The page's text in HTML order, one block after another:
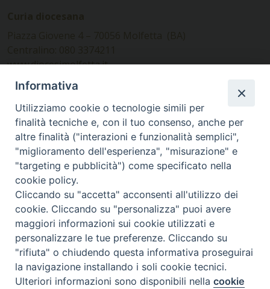
www.diocesimolfetta.it –
diocesimolfetta@pec.chiesacattolica.it
Ufficio Comunicazioni sociali
Piazza Giovene 4 – 70056 Molfetta (BA)
comunicazionisociali@diocesimolfetta.it
SEGUICI SU
Facebook
Instagram
X YouTube
Feed
Privacy Policy - trasparenza
© 2016 - 2026 Diocesi Molfetta Ruvo Giovinazzo Terlizzi
Preferenze Cookie
Informativa
Utilizziamo cookie o tecnologie simili per
finalità tecniche e, con il tuo consenso, anche per
altre finalità ("interazioni e funzionalità semplici",
"miglioramento dell'esperienza", "misurazione" e
"targeting e pubblicità") come specificato nella
cookie policy.
Cliccando su "accetta" acconsenti all'utilizzo dei
cookie. Cliccando su "personalizza" puoi avere
maggiori informazioni sui cookie utilizzati e
personalizzare le tue preferenze. Cliccando su
"rifiuta" o chiudendo questa informativa proseguirai
la navigazione installando i soli cookie tecnici.
Ulteriori informazioni sono disponibili nellacookie